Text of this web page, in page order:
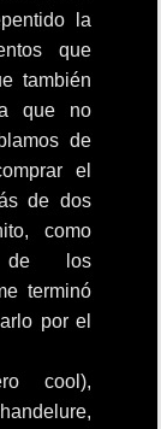
la
que
también
que no
de
el
de dos
como
de los
terminó
por el
cool),